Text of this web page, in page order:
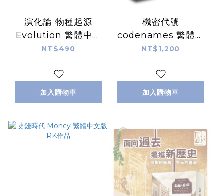
演化論 物種起源
Evolution 繁體中文
版
NT$490
加入購物車
機密代號
codenames 繁體中
文版
NT$1,200
加入購物車